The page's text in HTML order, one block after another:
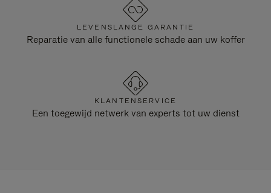
LEVENSLANGE GARANTIE
Reparatie van alle functionele schade aan uw koffer
KLANTENSERVICE
Een toegewijd netwerk van experts tot uw dienst